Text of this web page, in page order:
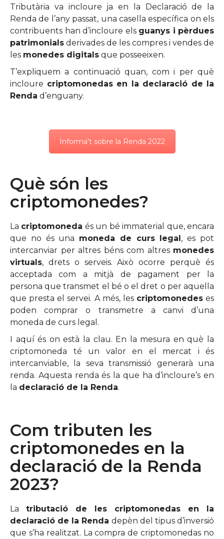
Tributària va incloure ja en la Declaració de la
Renda de l’any passat, una casella específica on els
contribuents han d’incloure els guanys i pèrdues
patrimonials derivades de les compres i vendes de
les monedes digitals que posseeixen.
T’expliquem a continuació quan, com i per què
incloure criptomonedas en la declaració de la
Renda d’enguany.
Informa't sobre la Renda 2022
Què són les
criptomonedes?
La criptomoneda és un bé immaterial que, encara
que no és una moneda de curs legal, es pot
intercanviar per altres béns com altres monedes
virtuals, drets o serveis. Això ocorre perquè és
acceptada com a mitjà de pagament per la
persona que transmet el bé o el dret o per aquella
que presta el servei. A més, les criptomonedeses
poden comprar o transmetre a canvi d’una
moneda de curs legal.
I aquí és on està la clau. En la mesura en què la
criptomoneda té un valor en el mercat i és
intercanviable, la seva transmissió generarà una
renda. Aquesta renda és la que ha d’incloure’s en
la declaració de la Renda.
Com tributen les
criptomonedes en la
declaració de la Renda
2023?
La tributació de les criptomonedas en la
declaració de la Renda depèn del tipus d’inversió
que s’ha realitzat. La compra de criptomonedas no